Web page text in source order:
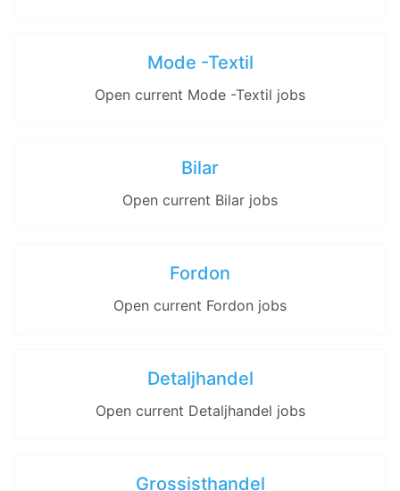
Mode -Textil
Open current Mode -Textil jobs
Bilar
Open current Bilar jobs
Fordon
Open current Fordon jobs
Detaljhandel
Open current Detaljhandel jobs
Grossisthandel